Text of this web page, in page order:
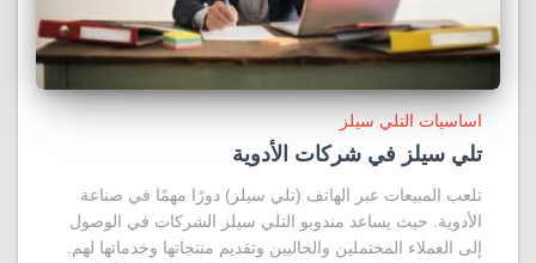
اساسيات التلي سيلز
تلي سيلز في شركات الأدوية
تلعب المبيعات عبر الهاتف (تلي سيلز) دورًا مهمًا في صناعة
الأدوية. حيث يساعد مندوبو التلي سيلز الشركات في الوصول
إلى العملاء المحتملين والحاليين وتقديم منتجاتها وخدماتها لهم.